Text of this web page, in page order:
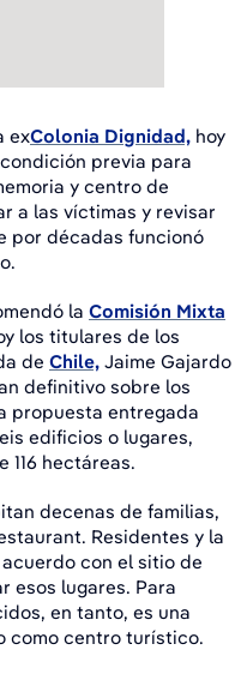
exColonia Dignidad, hoy
previa para
y centro de
a las víctimas y revisar
por décadas funcionó
la Comisión Mixta
los titulares de los
de Chile, Jaime Gajardo
definitivo sobre los
propuesta entregada
edificios o lugares,
116 hectáreas.
decenas de familias,
Residentes y la
con el sitio de
esos lugares. Para
en tanto, es una
como centro turístico.